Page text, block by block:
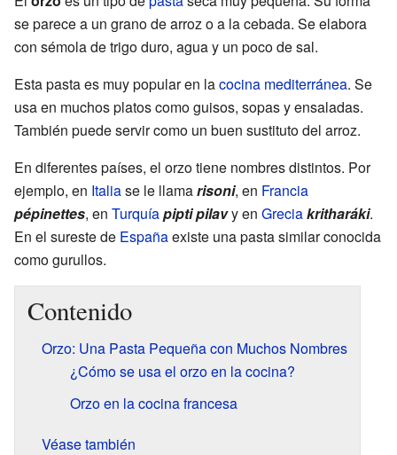
se parece a un grano de arroz o a la cebada. Se elabora
con sémola de trigo duro, agua y un poco de sal.
Esta pasta es muy popular en lacocina mediterránea. Se
usa en muchos platos como guisos, sopas y ensaladas.
También puede servir como un buen sustituto del arroz.
En diferentes países, el orzo tiene nombres distintos. Por
ejemplo, en Italiase le llamarisoni, en Francia
pépinettes, en Turquíapipti pilavy en Greciakritharáki.
En el sureste de Españaexiste una pasta similar conocida
como gurullos.
Contenido
Orzo: Una Pasta Pequeña con Muchos Nombres
¿Cómo se usa el orzo en la cocina?
Orzo en la cocina francesa
Véase también